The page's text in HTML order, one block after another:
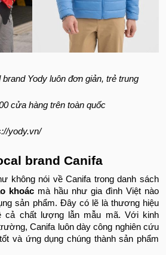
Yody luôn đơn giản, trẻ trung
cửa hàng trên toàn quốc
yody.vn/
brand Canifa
không nói về Canifa trong danh sách
khoác mà hầu như gia đình Việt nào
sản phẩm. Đây có lẽ là thương hiệu
cả chất lượng lẫn mẫu mã. Với kinh
Canifa luôn dày công nghiên cứu
và ứng dụng chúng thành sản phẩm